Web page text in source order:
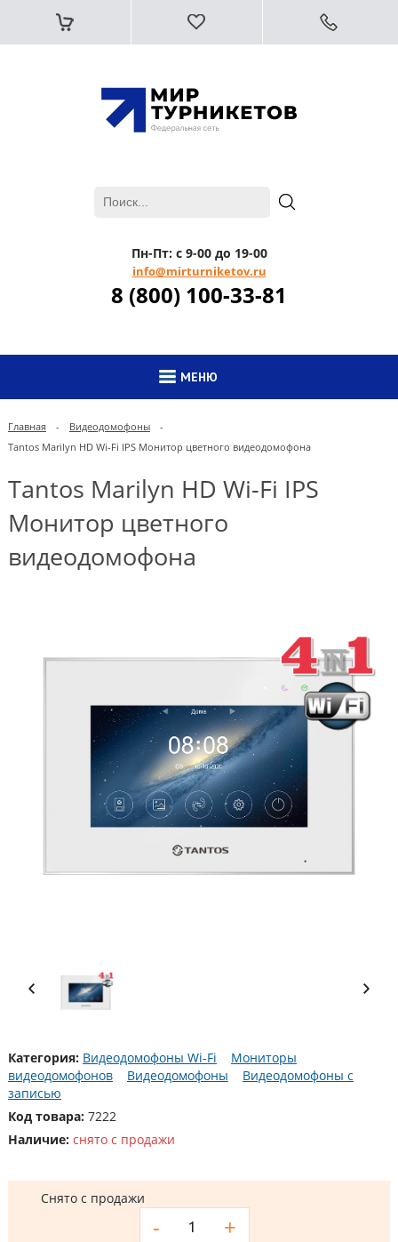
Пн-Пт: с 9-00 до 19-00
info@mirturniketov.ru
8 (800) 100-33-81
МЕНЮ
Главная - Видеодомофоны
-
Tantos Marilyn HD Wi-Fi IPS Монитор цветного видеодомофона
Tantos Marilyn HD Wi-Fi IPS
Монитор цветного
видеодомофона
Категория: Видеодомофоны Wi-Fi
Мониторы
видеодомофонов
Видеодомофоны
Видеодомофоны с
записью
Код товара: 7222
Наличие: снято с продажи
Снято с продажи
- +